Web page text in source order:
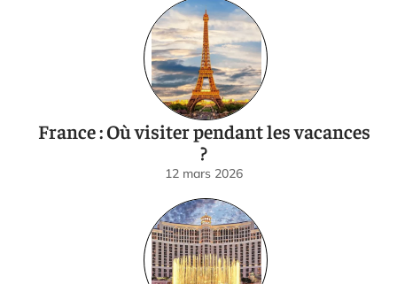
France : Où visiter pendant les vacances
?
12 mars 2026